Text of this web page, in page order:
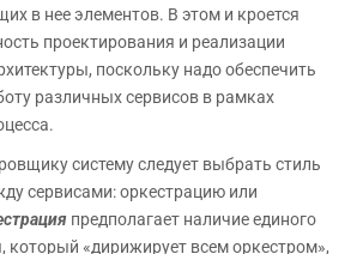
в нее элементов. В этом и кроется
проектирования и реализации
поскольку надо обеспечить
различных сервисов в рамках
систему следует выбрать стиль
сервисами: оркестрацию или
предполагает наличие единого
который «дирижирует всем оркестром»,